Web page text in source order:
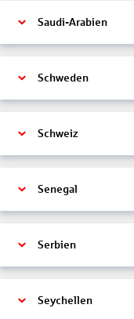
Saudi-Arabien
Schweden
Schweiz
Senegal
Serbien
Seychellen